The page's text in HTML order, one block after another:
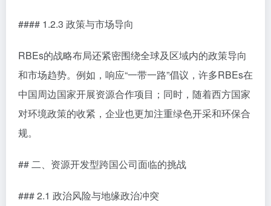
#### 1.2.3 政策与市场导向
RBEs的战略布局还紧密围绕全球及区域内的政策导向
和市场趋势。例如，响应“一带一路”倡议，许多RBEs在
中国周边国家开展资源合作项目；同时，随着西方国家
对环境政策的收紧，企业也更加注重绿色开采和环保合
规。
## 二、资源开发型跨国公司面临的挑战
### 2.1 政治风险与地缘政治冲突